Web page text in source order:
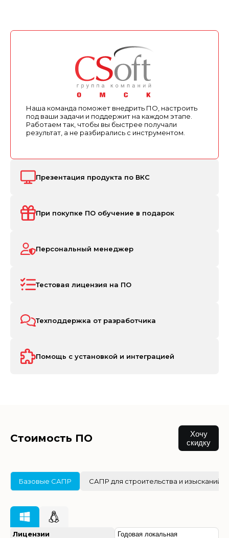
Наша команда поможет внедрить ПО, настроить
под ваши задачи и поддержит на каждом этапе.
Работаем так, чтобы вы быстрее получали
результат, а не разбирались с инструментом.
Презентация продукта по ВКС
При покупке ПО обучение в подарок
Персональный менеджер
Тестовая лицензия на ПО
Техподдержка от разработчика
Помощь с установкой и интеграцией
Стоимость ПО
Хочу
скидку
Базовые САПР САПР для строительства и изысканий
Лицензии Годовая локальная